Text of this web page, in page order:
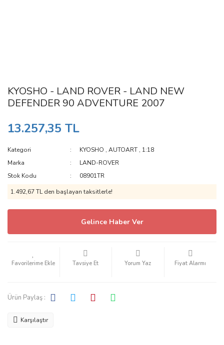
KYOSHO - LAND ROVER - LAND NEW
DEFENDER 90 ADVENTURE 2007
13.257,35 TL
Kategori KYOSHO ,AUTOART , 1:18
Marka
LAND-ROVER
Stok Kodu
08901TR
1.492,67 TL den başlayan taksitlerle!
Gelince Haber Ver
Tavsiye Et Yorum Yaz Fiyat Alarmı
Ürün Paylaş :
Karşılaştır